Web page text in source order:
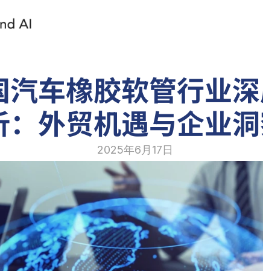
汽车橡胶软管行业
：外贸机遇与企业
2025年6月17日